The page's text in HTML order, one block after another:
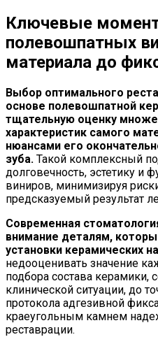
Ключевые
полевошпатных
материала до
Выбор оптимального
основе полевошпатной
тщательную оценку
характеристик самого
нюансами его
зуба. Такой комплексный
долговечность, эстетику и
виниров, минимизируя
предсказуемый результат
Современная
внимание деталям,
установки керамических
недооценивать значение
подбора состава керамики,
клинической ситуации, до
протокола адгезивной
краеугольным камнем
реставрации.